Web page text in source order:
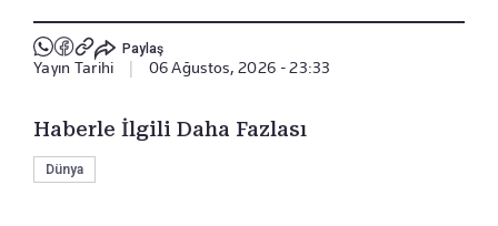
Paylaş
Yayın Tarihi 06 Ağustos, 2026 - 23:33
Haberle İlgili Daha Fazlası
Dünya